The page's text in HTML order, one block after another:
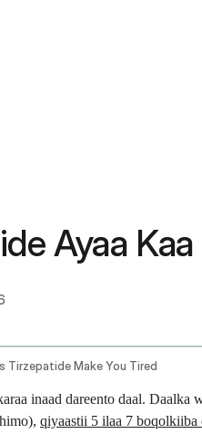
Ayaa
Tirzepatide Make You Tired
inaad dareento daal. Daalka
qiyaastii 5 ilaa 7 boqolkiiba